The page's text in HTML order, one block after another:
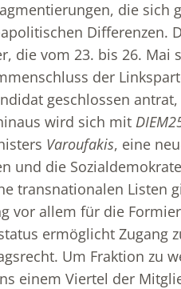
die sich
Differenzen.
die vom 23. bis 26.
der
geschlossen
wird sich mit
Varoufakis, eine
und die
transnationalen Listen
vor allem für die
ermöglicht Zugang
Um Fraktion zu
einem Viertel der